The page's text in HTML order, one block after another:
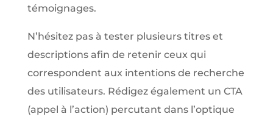
témoignages.
N’hésitez pas à tester plusieurs titres et
descriptions afin de retenir ceux qui
correspondent aux intentions de recherche
des utilisateurs. Rédigez également un CTA
(appel à l’action) percutant dans l’optique